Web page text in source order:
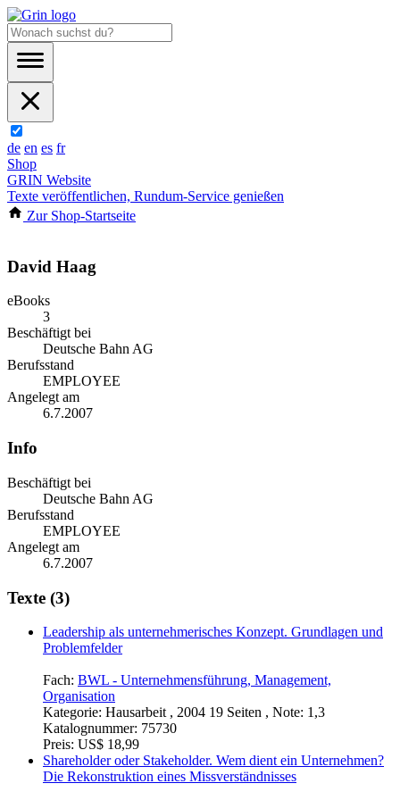
de en es fr
Shop
GRIN Website
Texte veröffentlichen, Rundum-Service genießen
Zur Shop-Startseite
David Haag
eBooks
3
Beschäftigt bei
Deutsche Bahn AG
Berufsstand
EMPLOYEE
Angelegt am
6.7.2007
Info
Beschäftigt bei
Deutsche Bahn AG
Berufsstand
EMPLOYEE
Angelegt am
6.7.2007
Texte (3)
Leadership als unternehmerisches Konzept. Grundlagen und
Problemfelder
Fach: BWL - Unternehmensführung, Management,
Organisation
Kategorie: Hausarbeit , 2004 19 Seiten , Note: 1,3
Katalognummer: 75730
Preis: US$ 18,99
Shareholder oder Stakeholder. Wem dient ein Unternehmen?
Die Rekonstruktion eines Missverständnisses